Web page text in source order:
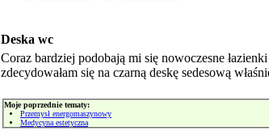
Deska wc
Coraz bardziej podobają mi się nowoczesne
zdecydowałam się na czarną deskę sedesową
Moje poprzednie tematy:
Przemysł energomaszynowy
Medycyna estetyczna